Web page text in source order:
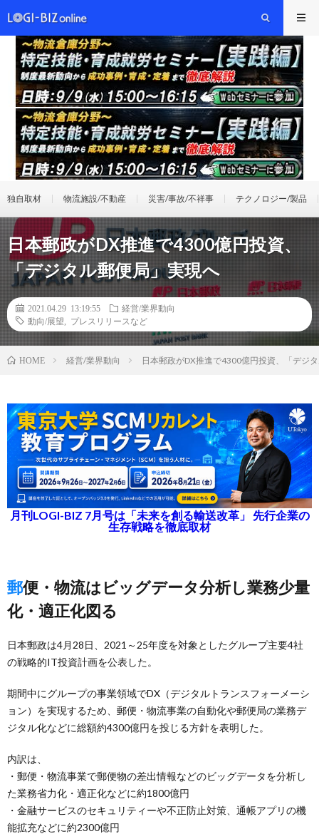
独自取材 物流施設/不動産 災害/事故/不祥事 テクノロジー/製品
日本郵政がDX推進で4300億円投資、
「デジタル郵便局」実現へ
2021.04.29 13:19:55
経営/業界動向
動向/展望
プレスリリースなど
HOME 経営/業界動向 日本郵政がDX推進で4300億円投資、「デジ
月刊LOGI-BIZ 7月号は「未来を創る輸送改革」 先行企業の
生存戦略を徹底取材
郵便・物流はビッグデータ分析し業務少量
化・適正化図る
日本郵政は4月28日、2021～25年度を対象としたグループ主要4社
の戦略的IT投資計画を公表した。
期間中にグループの事業領域でDX（デジタルトランスフォーメーシ
ョン）を実現するため、郵便・物流事業の自動化や郵便局の業務デ
ジタル化などに総額約4300億円を投じる方針を表明した。
内訳は、
・郵便・物流事業で郵便物の差出情報などのビッグデータを分析し
た業務省力化・適正化などに約1800億円
・金融サービスのセキュリティーや不正防止対策、通帳アプリの機
能拡充などに約2300億円